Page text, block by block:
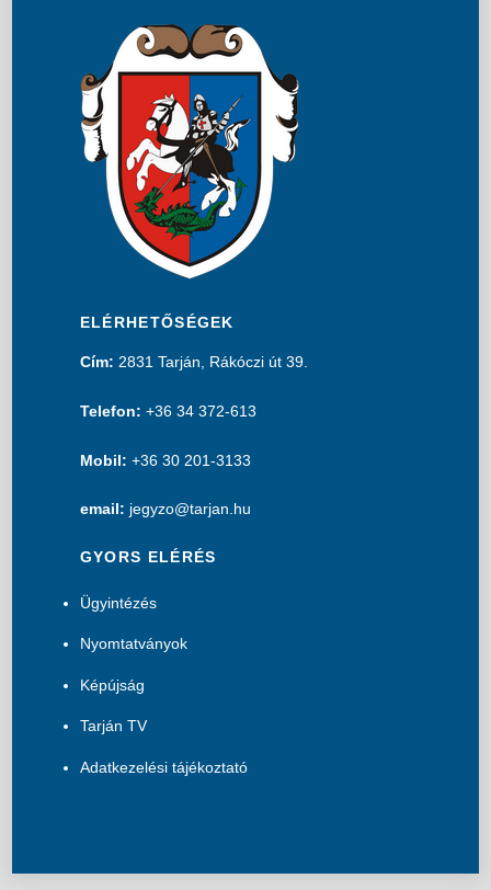
ELÉRHETŐSÉGEK
Cím: 2831 Tarján, Rákóczi út 39.
Telefon: +36 34 372-613
Mobil: +36 30 201-3133
email: jegyzo@tarjan.hu
GYORS ELÉRÉS
Ügyintézés
Nyomtatványok
Képújság
Tarján TV
Adatkezelési tájékoztató